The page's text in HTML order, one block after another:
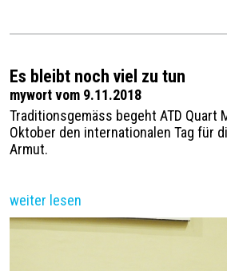
Es bleibt noch viel zu tun
mywort vom 9.11.2018
Traditionsgemäss begeht ATD Quart
Oktober den internationalen Tag für
Armut.
weiter lesen